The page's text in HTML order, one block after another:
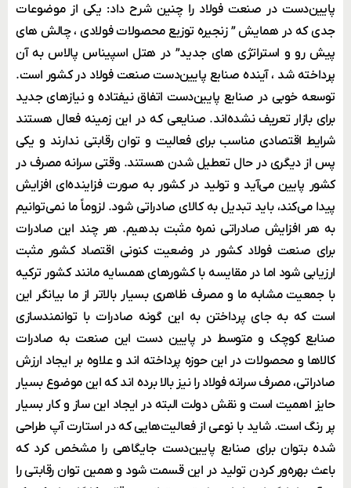
پایین‌دست در صنعت فولاد را چنین شرح داد: یکی از موضوعات
جدی که در همایش ” زنجیره توزیع محصولات فولادی ، چالش های
پیش رو و استراتژی های جدید” در هتل اسپیناس پالاس به آن
پرداخته شد ، آینده صنایع پایین‌دست صنعت فولاد در کشور است.
توسعه خوبی در صنایع پایین‌دست اتفاق نیفتاده و نیازهای جدید
برای بازار تعریف نشده‌اند. صنایعی که در این زمینه فعال هستند
شرایط اقتصادی مناسب برای فعالیت و توان رقابتی ندارند و یکی
پس از دیگری در حال تعطیل شدن هستند. وقتی سرانه مصرف در
کشور پایین می‌آید و تولید در کشور به ‌صورت فزاینده‌ای افزایش
پیدا می‌کند، باید تبدیل به کالای صادراتی شود. لزوماً ما نمی‌توانیم
به هر افزایش صادراتی نمره مثبت بدهیم. هر چند این صادرات
برای صنعت فولاد کشور در وضعیت کنونی اقتصاد کشور مثبت
ارزیابی شود اما در مقایسه با کشورهای همسایه مانند کشور ترکیه
با جمعیت مشابه ما و مصرف ظاهری بسیار بالاتر از ما بیانگر این
است که به جای پرداختن به این گونه صادرات با توانمندسازی
صنایع کوچک و متوسط در پایین دست این صنعت به صادرات
کالاها و محصولات در این حوزه پرداخته اند و علاوه بر ایجاد ارزش
صادراتی، مصرف سرانه فولاد را نیز بالا برده اند که این موضوع بسیار
حایز اهمیت است و نقش دولت البته در ایجاد این ساز و کار بسیار
پر رنگ است. شاید با نوعی از فعالیت‌هایی که در استارت آپ طراحی
شده بتوان برای صنایع پایین‌دست جایگاهی را مشخص کرد که
باعث بهره‌ور کردن تولید در این قسمت ‌شود و همین توان رقابتی را